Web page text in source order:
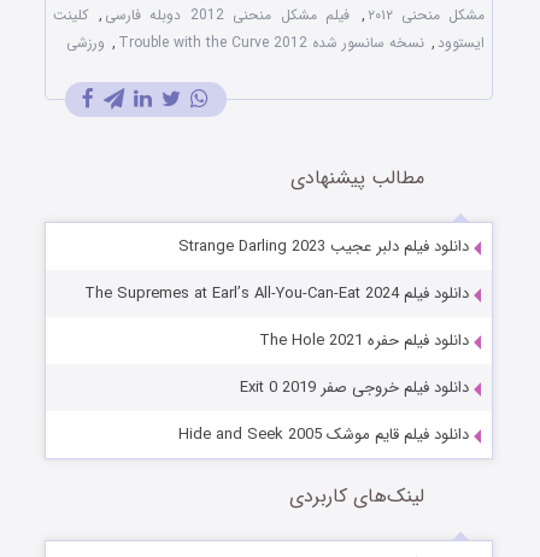
مشکل منحنی ۲۰۱۲
, فیلم مشکل منحنی 2012 دوبله فارسی , کلینت
ایستوود , نسخه سانسور شده Trouble with the Curve 2012 , ورزشی
مطالب پیشنهادی
دانلود فیلم دلبر عجیب Strange Darling 2023
دانلود فیلم The Supremes at Earl’s All-You-Can-Eat 2024
دانلود فیلم حفره The Hole 2021
دانلود فیلم خروجی صفر Exit 0 2019
دانلود فیلم قایم موشک Hide and Seek 2005
لینک‌های کاربردی